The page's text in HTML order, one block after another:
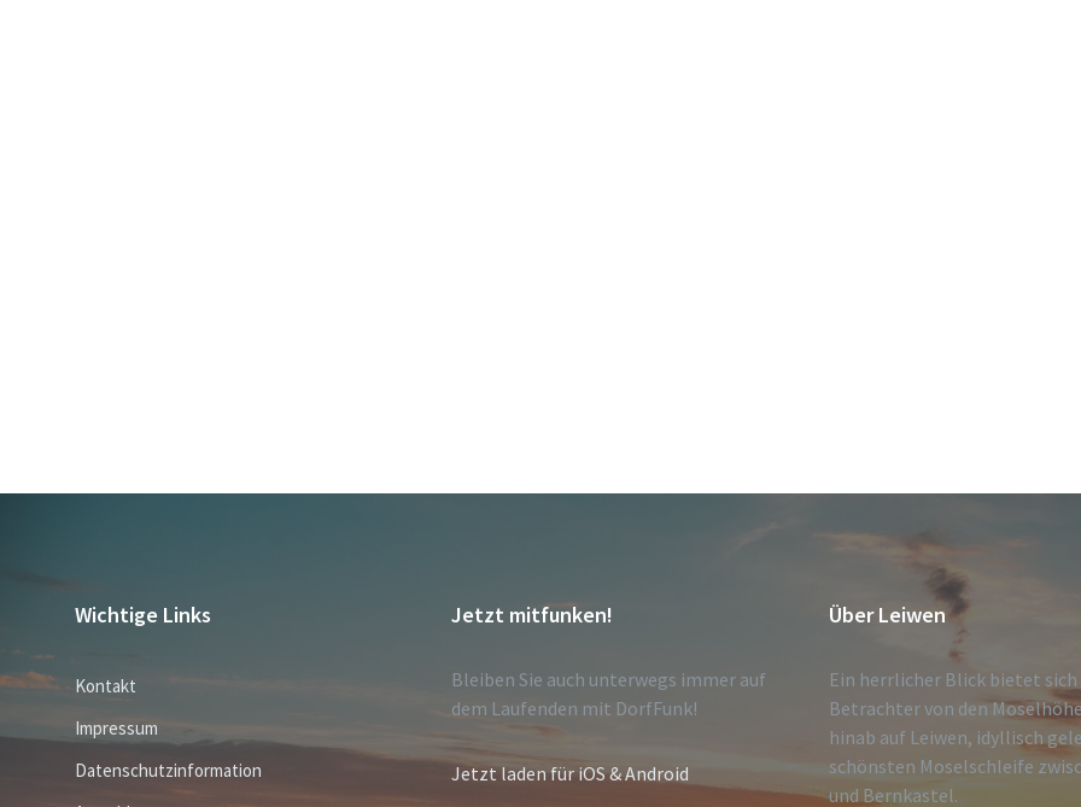
Wichtige Links
Kontakt
Impressum
Datenschutzinformation
Jetzt mitfunken!
Bleiben Sie auch unterwegs immer auf
dem Laufenden mit DorfFunk!
Jetzt laden für iOS & Android
Über Leiwen
Ein herrlicher Blick bietet sich
Betrachter von den
hinab auf Leiwen, idyllisch
schönsten Moselschleife
und Bernkastel.